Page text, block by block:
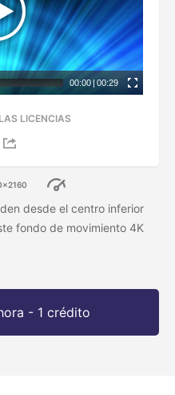
00:00 | 00:29
LICENCIAS
desde el centro inferior
fondo de movimiento 4K
- 1 crédito